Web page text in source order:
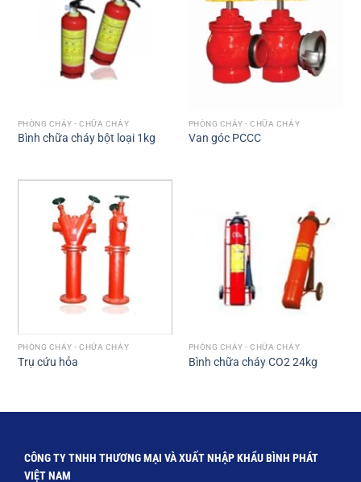
PHÒNG CHÁY - CHỮA CHÁY
Bình chữa cháy bột loại 1kg
PHÒNG CHÁY - CHỮA CHÁY
Van góc PCCC
PHÒNG CHÁY - CHỮA CHÁY
Trụ cứu hỏa
PHÒNG CHÁY - CHỮA CHÁY
Bình chữa cháy CO2 24kg
CÔNG TY TNHH THƯƠNG MẠI VÀ XUẤT NHẬP KHẨU BÌNH PHÁT
VIỆT NAM